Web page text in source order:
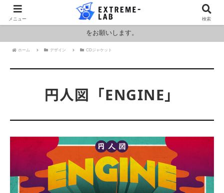
ロシア・ウクライナおよびアメリカ・イランの情勢により燃料および原料
価格が高騰しております。HPの金額と料金が異なりますのでお見積もり
をお願いします。
ホーム デザイン CDジャケット
円人図「ENGINE」
メニュー 検索